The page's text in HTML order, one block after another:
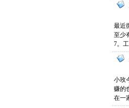
最近
至少
7。
小玫
赚的
在一